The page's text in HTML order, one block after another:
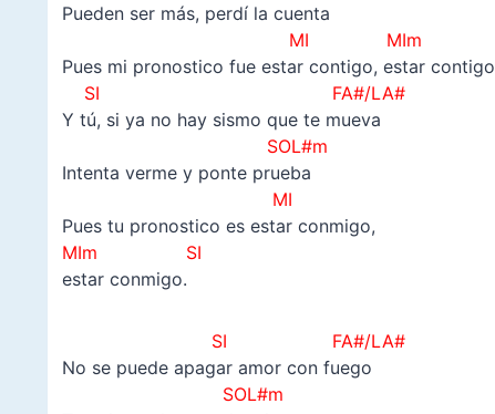
Pueden ser más, perdí la cuenta
MI MIm
Pues mi pronostico fue estar contigo, estar contigo
SI FA#/LA#
Y tú, si ya no hay sismo que te mueva
SOL#m
Intenta verme y ponte prueba
MI
Pues tu pronostico es estar conmigo,
MIm SI
estar conmigo.
SI FA#/LA#
No se puede apagar amor con fuego
SOL#m